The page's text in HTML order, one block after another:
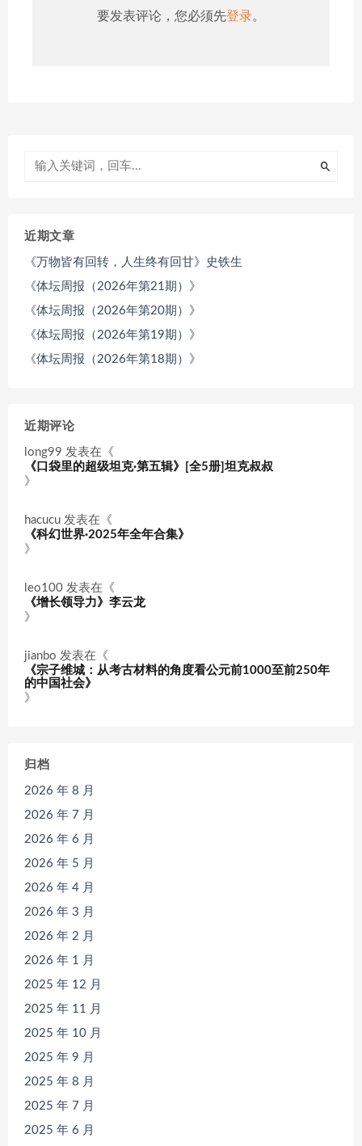
要发表评论，您必须先登录。
近期文章
《万物皆有回转，人生终有回甘》史铁生
《体坛周报（2026年第21期）》
《体坛周报（2026年第20期）》
《体坛周报（2026年第19期）》
《体坛周报（2026年第18期）》
近期评论
long99 发表在《
《口袋里的超级坦克·第五辑》[全5册]坦克叔叔
》
hacucu 发表在《
《科幻世界·2025年全年合集》
》
leo100 发表在《
《增长领导力》李云龙
》
jianbo 发表在《
《宗子维城：从考古材料的角度看公元前1000至前250年
的中国社会》
》
归档
2026 年 8 月
2026 年 7 月
2026 年 6 月
2026 年 5 月
2026 年 4 月
2026 年 3 月
2026 年 2 月
2026 年 1 月
2025 年 12 月
2025 年 11 月
2025 年 10 月
2025 年 9 月
2025 年 8 月
2025 年 7 月
2025 年 6 月